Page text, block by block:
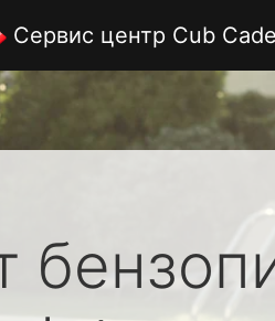
Сервис центр Cub